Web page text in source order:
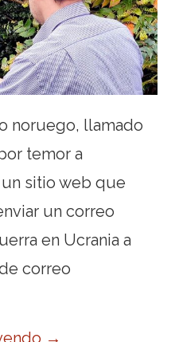
noruego, llamado
temor a
sitio web que
un correo
en Ucrania a
correo
→